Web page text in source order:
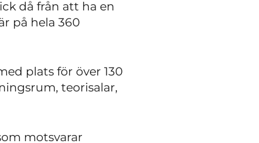
då från att ha en
på hela 360
plats för över 130
teorisalar,
motsvarar